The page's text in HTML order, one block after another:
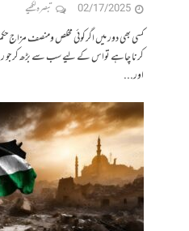
02/17/2025 تبصرہ لکھیے
کسی بھی دور میں اگرکوئی مخلص ومنصف مزاج
کرنا چاہے تواس کے لیے سب سے بڑھ کر جو
اور...